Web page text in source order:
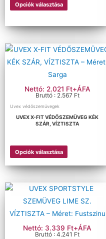
Opciók választása
Nettó: 2.021 Ft+ÁFA
Bruttó : 2.567 Ft
Uvex védőszemüvegek
UVEX X-FIT VÉDŐSZEMÜVEG KÉK
SZÁR, VÍZTISZTA
Opciók választása
Nettó: 3.339 Ft+ÁFA
Bruttó : 4.241 Ft